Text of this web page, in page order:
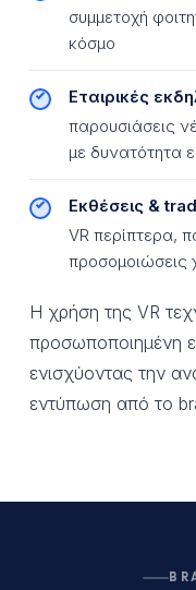
συμμετοχή
κόσμο
Εταιρικές
παρουσιάσεις
με δυνατότητα
Εκθέσεις &
VR περίπτερα,
προσομοιώσεις
Η χρήση της VR
προσωποποιημένη
ενισχύοντας την
εντύπωση από το